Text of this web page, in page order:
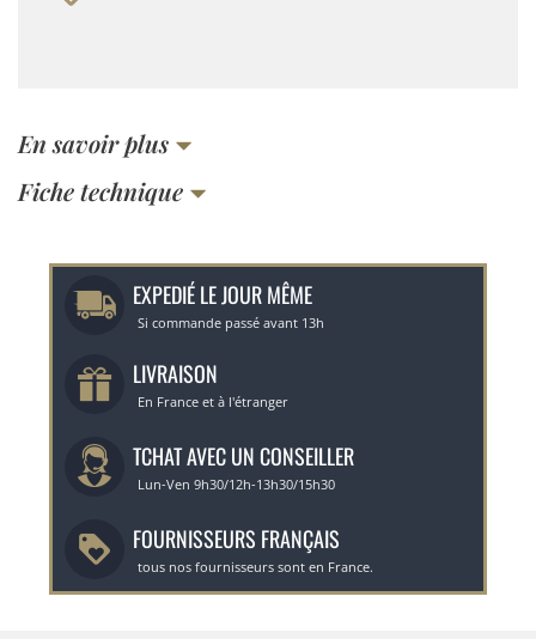
En savoir plus
Fiche technique
EXPEDIÉ LE JOUR MÊME
Si commande passé avant 13h
LIVRAISON
En France et à l'étranger
TCHAT AVEC UN CONSEILLER
Lun-Ven 9h30/12h-13h30/15h30
FOURNISSEURS FRANÇAIS
tous nos fournisseurs sont en France.